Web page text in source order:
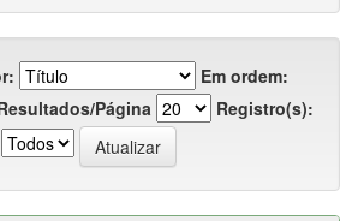
Em ordem:
Página
Registro(s):